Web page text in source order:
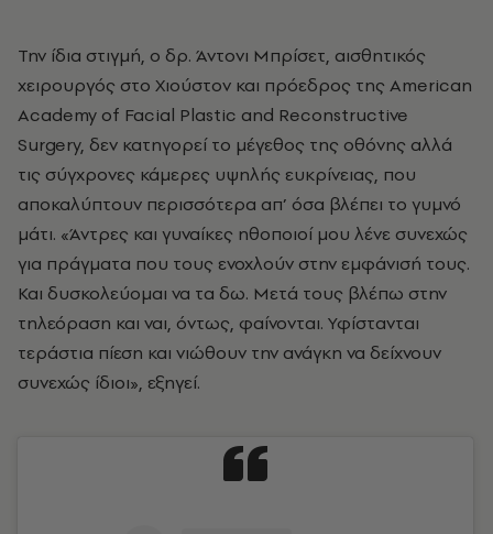
Την ίδια στιγμή, ο δρ. Άντονι Μπρίσετ, αισθητικός
χειρουργός στο Χιούστον και πρόεδρος της American
Academy of Facial Plastic and Reconstructive
Surgery, δεν κατηγορεί το μέγεθος της οθόνης αλλά
τις σύγχρονες κάμερες υψηλής ευκρίνειας, που
αποκαλύπτουν περισσότερα απ’ όσα βλέπει το γυμνό
μάτι. «Άντρες και γυναίκες ηθοποιοί μου λένε συνεχώς
για πράγματα που τους ενοχλούν στην εμφάνισή τους.
Και δυσκολεύομαι να τα δω. Μετά τους βλέπω στην
τηλεόραση και ναι, όντως, φαίνονται. Υφίστανται
τεράστια πίεση και νιώθουν την ανάγκη να δείχνουν
συνεχώς ίδιοι», εξηγεί.